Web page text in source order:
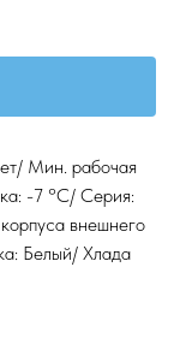
Мин. рабочая
-7 °С/ Серия:
внешнего
Белый/ Хлада